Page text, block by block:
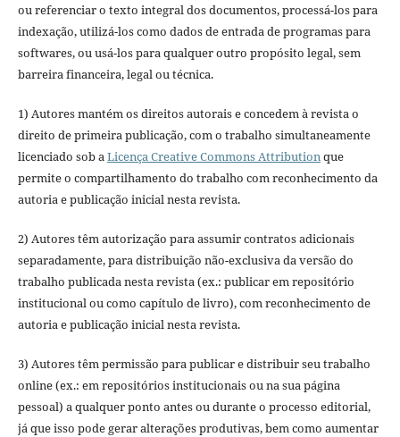
ou referenciar o texto integral dos documentos, processá-los para
indexação, utilizá-los como dados de entrada de programas para
softwares, ou usá-los para qualquer outro propósito legal, sem
barreira financeira, legal ou técnica.
1) Autores mantém os direitos autorais e concedem à revista o
direito de primeira publicação, com o trabalho simultaneamente
licenciado sob aLicença Creative Commons Attributionque
permite o compartilhamento do trabalho com reconhecimento da
autoria e publicação inicial nesta revista.
2) Autores têm autorização para assumir contratos adicionais
separadamente, para distribuição não-exclusiva da versão do
trabalho publicada nesta revista (ex.: publicar em repositório
institucional ou como capítulo de livro), com reconhecimento de
autoria e publicação inicial nesta revista.
3) Autores têm permissão para publicar e distribuir seu trabalho
online (ex.: em repositórios institucionais ou na sua página
pessoal) a qualquer ponto antes ou durante o processo editorial,
já que isso pode gerar alterações produtivas, bem como aumentar